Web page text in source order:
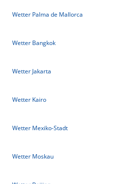
Wetter Palma de Mallorca
Wetter Bangkok
Wetter Jakarta
Wetter Kairo
Wetter Mexiko-Stadt
Wetter Moskau